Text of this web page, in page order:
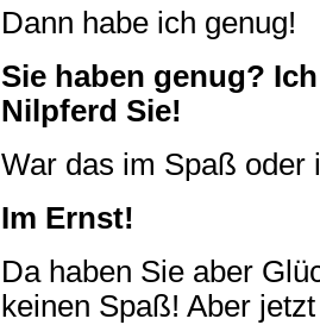
Dann habe ich genug!
Sie haben genug?
Nilpferd Sie!
War das im Spaß oder
Im Ernst!
Da haben Sie aber
keinen Spaß! Aber